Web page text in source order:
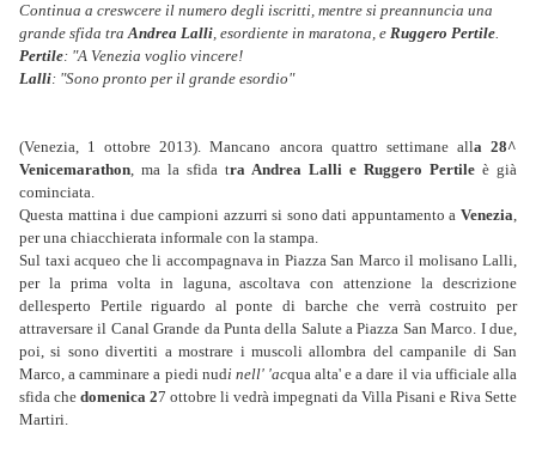
Continua a creswcere il numero degli iscritti, mentre si preannuncia una
grande sfida traAndrea Lalli, esordiente in maratona, e Ruggero Pertile.
Pertile: "A Venezia voglio vincere!
Lalli: "Sono pronto per il grande esordio"
(Venezia, 1 ottobre 2013). Mancano ancora quattro settimane alla 28^
Venicemarathon, ma la sfida tra Andrea Lalli e Ruggero Pertile è già
cominciata.
Questa mattina i due campioni azzurri si sono dati appuntamento a Venezia,
per una chiacchierata informale con la stampa.
Sul taxi acqueo che li accompagnava in Piazza San Marco il molisano Lalli,
per la prima volta in laguna, ascoltava con attenzione la descrizione
dellesperto Pertile riguardo al ponte di barche che verrà costruito per
attraversare il Canal Grande da Punta della Salute a Piazza San Marco. I due,
poi, si sono divertiti a mostrare i muscoli allombra del campanile di San
Marco, a camminare a piedi nudi nell' 'acqua alta' e a dare il via ufficiale alla
sfida che domenica 27 ottobre li vedrà impegnati da Villa Pisani e Riva Sette
Martiri.